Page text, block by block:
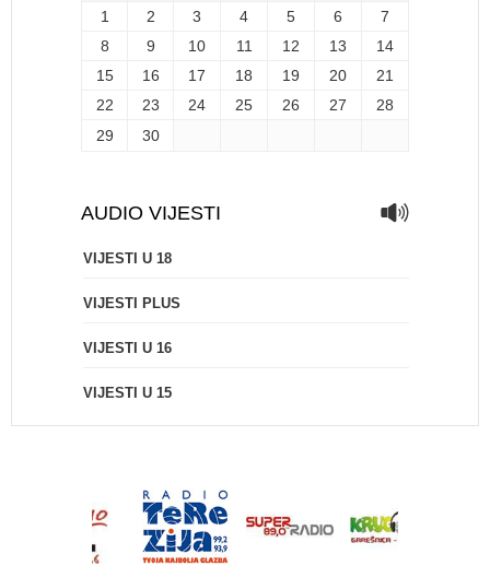
1 2 3 4 5 6
7
8
9 10 11 12 13
14
15
16 17 18 19 20
21
22
23 24 25 26 27
28
29
30
AUDIO VIJESTI
VIJESTI U 18
VIJESTI PLUS
VIJESTI U 16
VIJESTI U 15